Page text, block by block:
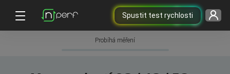
Spustit test rychlosti
Probíhá měření